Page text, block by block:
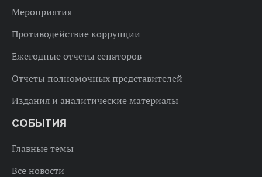
Мероприятия
Противодействие коррупции
Ежегодные отчеты сенаторов
Отчеты полномочных представителей
Издания и аналитические материалы
СОБЫТИЯ
Главные темы
Все новости